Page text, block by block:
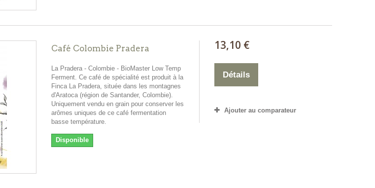
Café Colombie Pradera
La Pradera - Colombie - BioMaster Low Temp
Ferment. Ce café de spécialité est produit à la
Finca La Pradera, située dans les montagnes
d'Aratoca (région de Santander, Colombie).
Uniquement vendu en grain pour conserver les
arômes uniques de ce café fermentation
basse température.
Disponible
13,10 €
Détails
Ajouter au comparateur